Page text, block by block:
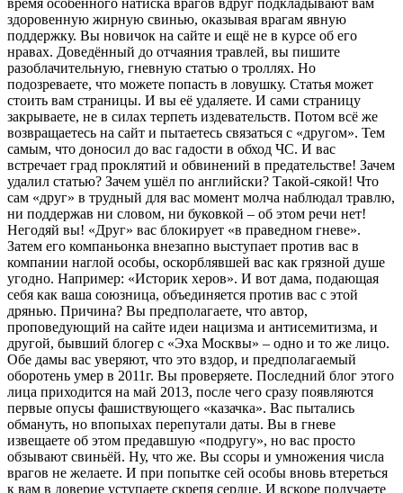
здоровенную жирную свинью, оказывая врагам явную
поддержку. Вы новичок на сайте и ещё не в курсе об его
нравах. Доведённый до отчаяния травлей, вы пишите
разоблачительную, гневную статью о троллях. Но
подозреваете, что можете попасть в ловушку. Статья может
стоить вам страницы. И вы её удаляете. И сами страницу
закрываете, не в силах терпеть издевательств. Потом всё же
возвращаетесь на сайт и пытаетесь связаться с «другом». Тем
самым, что доносил до вас гадости в обход ЧС. И вас
встречает град проклятий и обвинений в предательстве! Зачем
удалил статью? Зачем ушёл по английски? Такой-сякой! Что
сам «друг» в трудный для вас момент молча наблюдал травлю,
ни поддержав ни словом, ни буковкой – об этом речи нет!
Негодяй вы! «Друг» вас блокирует «в праведном гневе».
Затем его компаньонка внезапно выступает против вас в
компании наглой особы, оскорблявшей вас как грязной душе
угодно. Например: «Историк херов». И вот дама, подающая
себя как ваша союзница, объединяется против вас с этой
дрянью. Причина? Вы предполагаете, что автор,
проповедующий на сайте идеи нацизма и антисемитизма, и
другой, бывший блогер с «Эха Москвы» – одно и то же лицо.
Обе дамы вас уверяют, что это вздор, и предполагаемый
оборотень умер в 2011г. Вы проверяете. Последний блог этого
лица приходится на май 2013, после чего сразу появляются
первые опусы фашиствующего «казачка». Вас пытались
обмануть, но впопыхах перепутали даты. Вы в гневе
извещаете об этом предавшую «подругу», но вас просто
обзывают свиньёй. Ну, что же. Вы ссоры и умножения числа
врагов не желаете. И при попытке сей особы вновь втереться
к вам в доверие уступаете скрепя сердце. И вскоре получаете